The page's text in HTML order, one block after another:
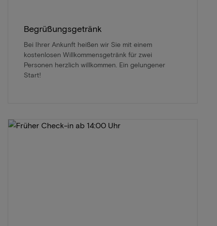
Begrüßungsgetränk
Bei Ihrer Ankunft heißen wir Sie mit einem
kostenlosen Willkommensgetränk für zwei
Personen herzlich willkommen. Ein gelungener
Start!